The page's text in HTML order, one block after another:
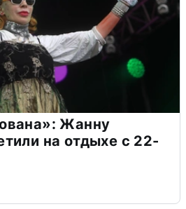
Жанну
на отдыхе с 22-